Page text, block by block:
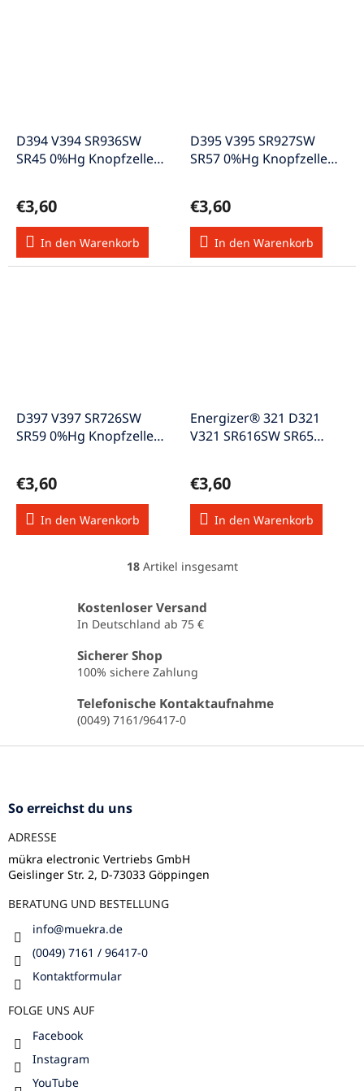
D394 V394 SR936SW
SR45 0%Hg Knopfzelle
€3,60
In den Warenkorb
D395 V395 SR927SW
SR57 0%Hg Knopfzelle
€3,60
In den Warenkorb
D397 V397 SR726SW
SR59 0%Hg Knopfzelle
€3,60
In den Warenkorb
Energizer® 321 D321
V321 SR616SW SR65
€3,60
In den Warenkorb
S
e
u
e
e
l
e
m
e
n
i
s
t
18Artikel insgesamt
Kostenloser Versand
In Deutschland ab 75 €
Sicherer Shop
100% sichere Zahlung
Telefonische Kontaktaufnahme
(0049) 7161/96417-0
F
So erreichst du uns
ADRESSE
mükra electronic Vertriebs GmbH
Geislinger Str. 2, D-73033 Göppingen
BERATUNG UND BESTELLUNG
info@muekra.de
(0049) 7161 / 96417-0
Kontaktformular
FOLGE UNS AUF
Facebook
Instagram
YouTube